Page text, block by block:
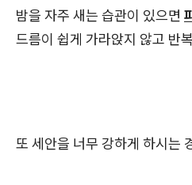
밤을 자주 새는 습관이 있으면
드름이 쉽게 가라앉지 않고 반
또 세안을 너무 강하게 하시는